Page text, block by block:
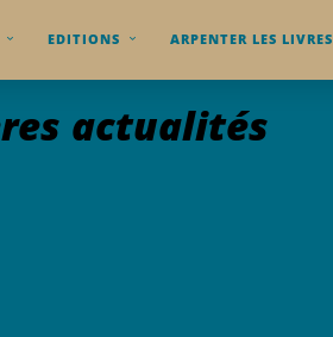
EDITIONS ARPENTER LES LIVRES
actualités